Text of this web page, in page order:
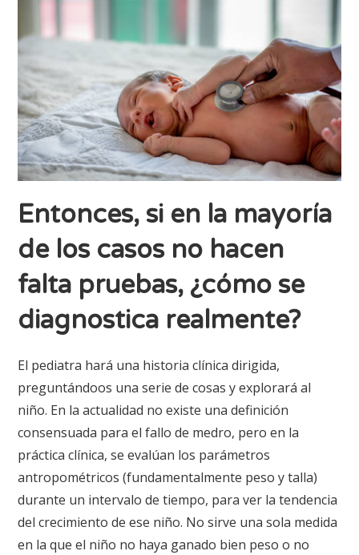
Entonces, si en la mayoría
de los casos no hacen
falta pruebas, ¿cómo se
diagnostica realmente?
El pediatra hará una historia clínica dirigida,
preguntándoos una serie de cosas y explorará al
niño. En la actualidad no existe una definición
consensuada para el fallo de medro, pero en la
práctica clínica, se evalúan los parámetros
antropométricos (fundamentalmente peso y talla)
durante un intervalo de tiempo, para ver la tendencia
del crecimiento de ese niño. No sirve una sola medida
en la que el niño no haya ganado bien peso o no